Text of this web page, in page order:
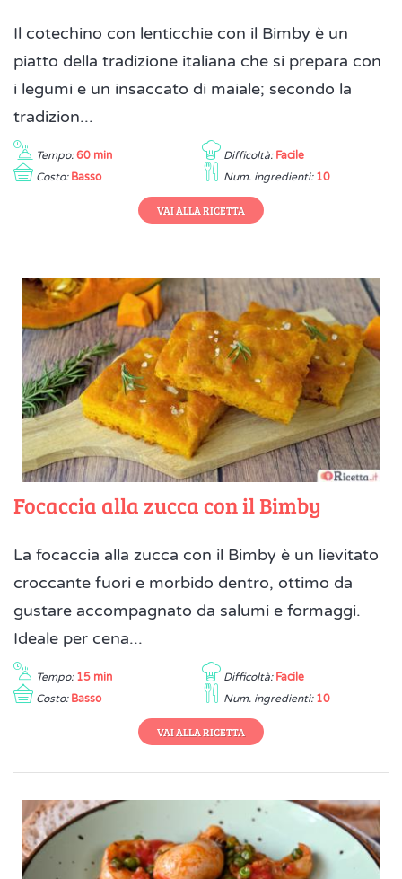
Il cotechino con lenticchie con il Bimby è un
piatto della tradizione italiana che si prepara con
i legumi e un insaccato di maiale; secondo la
tradizion...
Tempo: 60 min Difficoltà: Facile
Costo: Basso Num. ingredienti: 10
VAI ALLA RICETTA
Focaccia alla zucca con il Bimby
La focaccia alla zucca con il Bimby è un lievitato
croccante fuori e morbido dentro, ottimo da
gustare accompagnato da salumi e formaggi.
Ideale per cena...
Tempo: 15 min Difficoltà: Facile
Costo: Basso Num. ingredienti: 10
VAI ALLA RICETTA